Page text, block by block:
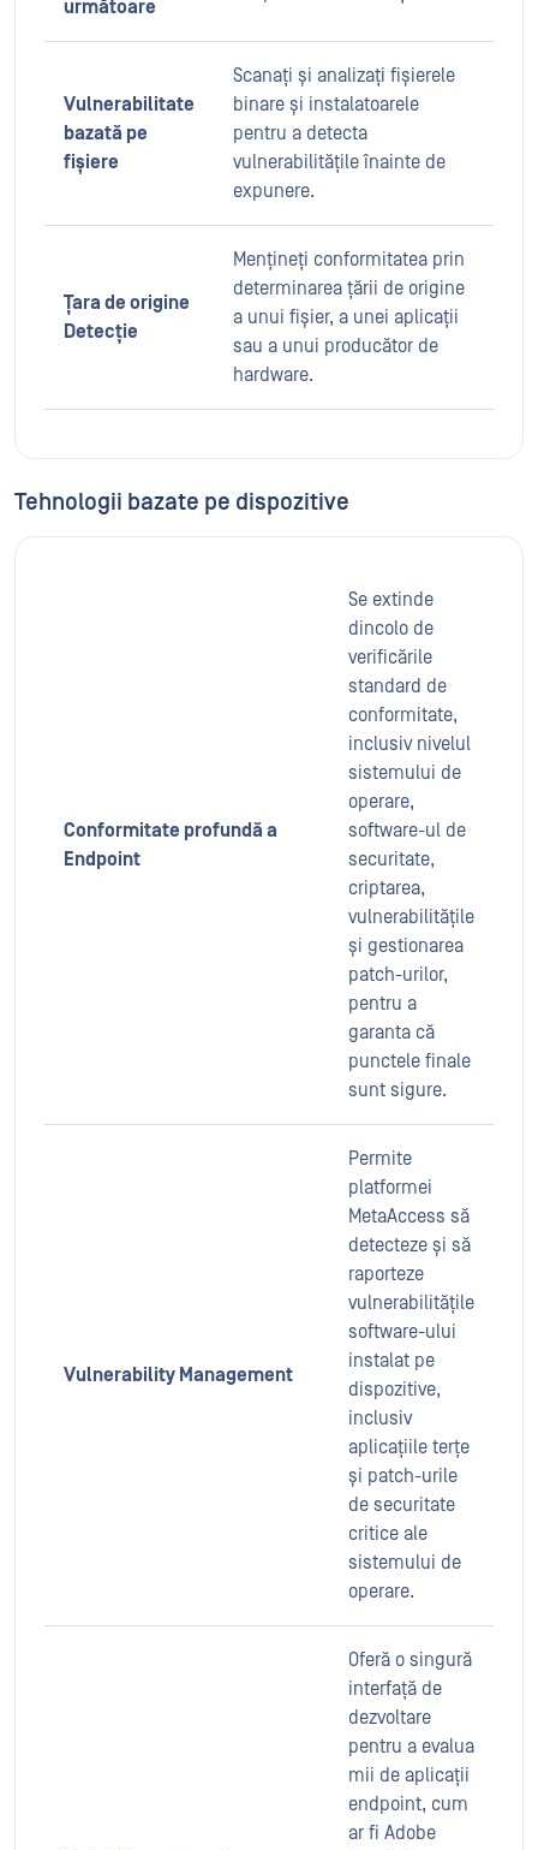
următoare
Vulnerabilitate
bazată pe
fișiere
Scanați și analizați fișierele
binare și instalatoarele
pentru a detecta
vulnerabilitățile înainte de
expunere.
Țara de origine
Detecție
Mențineți conformitatea prin
determinarea țării de origine
a unui fișier, a unei aplicații
sau a unui producător de
hardware.
Tehnologii bazate pe dispozitive
Conformitate profundă a
Endpoint
Se extinde
dincolo de
verificările
standard de
conformitate,
inclusiv nivelul
sistemului de
operare,
software-ul de
securitate,
criptarea,
vulnerabilitățile
și gestionarea
patch-urilor,
pentru a
garanta că
punctele finale
sunt sigure.
Vulnerability Management
Permite
platformei
MetaAccess să
detecteze și să
raporteze
vulnerabilitățile
software-ului
instalat pe
dispozitive,
inclusiv
aplicațiile terțe
și patch-urile
de securitate
critice ale
sistemului de
operare.
Oferă o singură
interfață de
dezvoltare
pentru a evalua
mii de aplicații
endpoint, cum
ar fi Adobe